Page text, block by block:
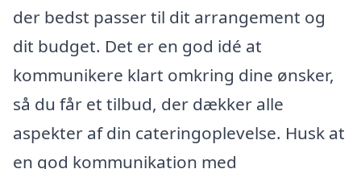
der bedst passer til dit arrangement og
dit budget. Det er en god idé at
kommunikere klart omkring dine ønsker,
så du får et tilbud, der dækker alle
aspekter af din cateringoplevelse. Husk at
en god kommunikation med